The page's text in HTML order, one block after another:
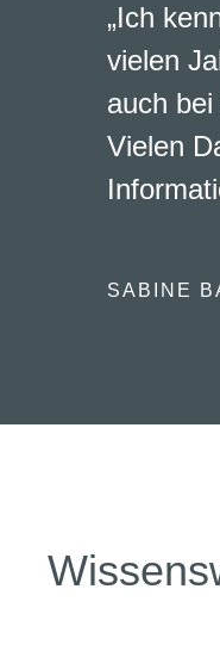
„Ich
vielen
auch
Vielen
SABINE